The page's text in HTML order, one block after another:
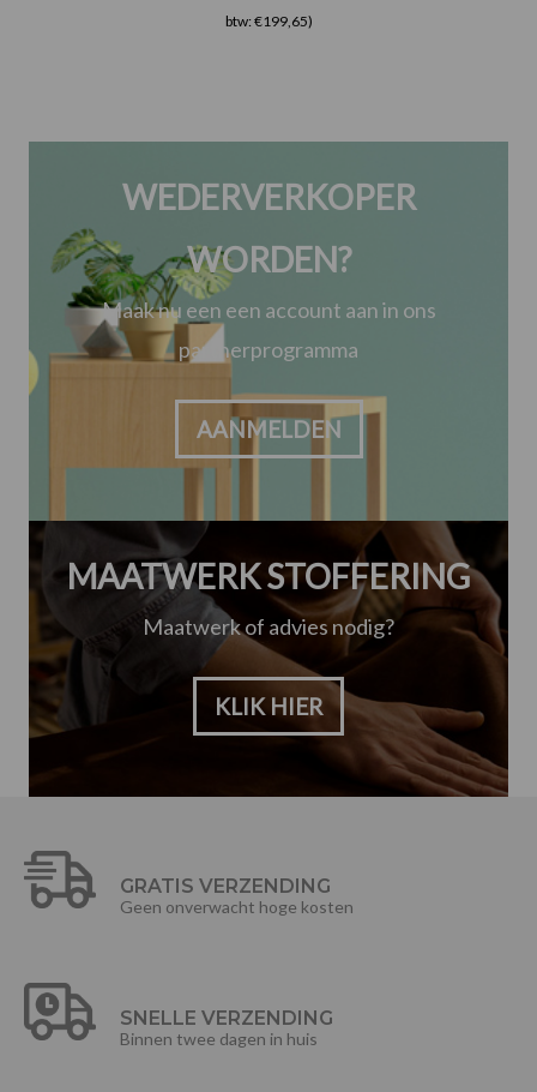
btw: €199,65)
WEDERVERKOPER
WORDEN?
Maak nu een een account aan in ons
partnerprogramma
AANMELDEN
MAATWERK STOFFERING
Maatwerk of advies nodig?
KLIK HIER
GRATIS VERZENDING
Geen onverwacht hoge kosten
SNELLE VERZENDING
Binnen twee dagen in huis